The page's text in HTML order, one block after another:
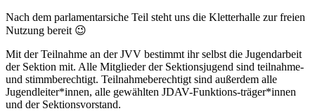
Nach dem parlamentarsiche Teil steht uns die Kletterhalle zur freien
Nutzung bereit 😉
Mit der Teilnahme an der JVV bestimmt ihr selbst die Jugendarbeit
der Sektion mit. Alle Mitglieder der Sektionsjugend sind teilnahme-
und stimmberechtigt. Teilnahmeberechtigt sind außerdem alle
Jugendleiter*innen, alle gewählten JDAV-Funktions-träger*innen
und der Sektionsvorstand.